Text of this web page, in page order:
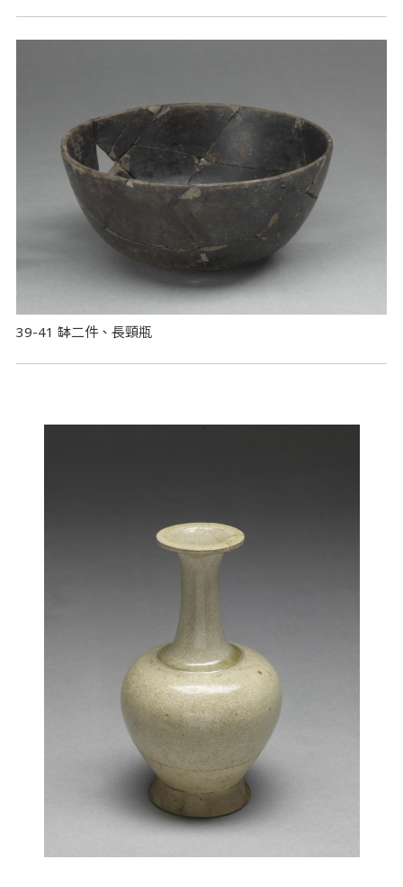
39-41 缽二件、長頸瓶